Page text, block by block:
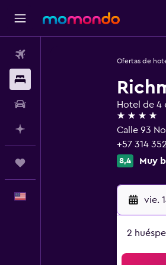
Ofertas de
Hotel de 4
4 estrellas
Calle 93
+57 314
8,4 Muy
vie.
2